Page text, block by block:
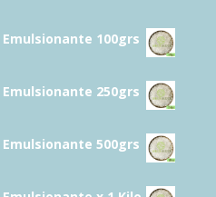
Emulsionante 100grs
Emulsionante 250grs
Emulsionante 500grs